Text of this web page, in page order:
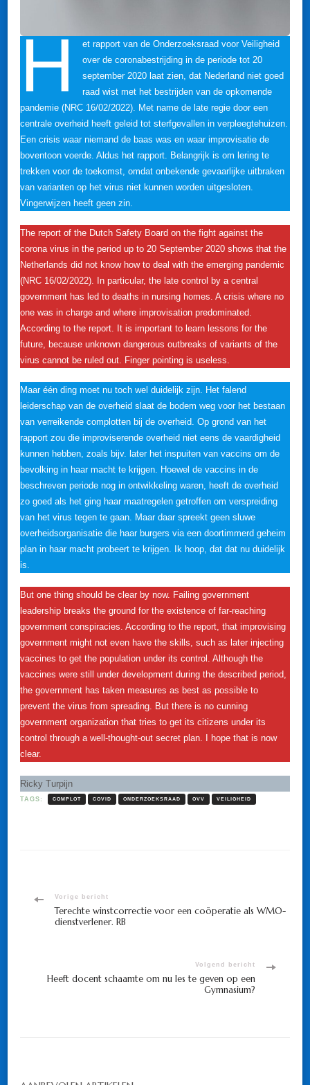
H
et rapport van de Onderzoeksraad voor Veiligheid
over de coronabestrijding in de periode tot 20
september 2020 laat zien, dat Nederland niet goed
raad wist met het bestrijden van de opkomende
pandemie (NRC 16/02/2022). Met name de late regie door een
centrale overheid heeft geleid tot sterfgevallen in verpleegtehuizen.
Een crisis waar niemand de baas was en waar improvisatie de
boventoon voerde. Aldus het rapport. Belangrijk is om lering te
trekken voor de toekomst, omdat onbekende gevaarlijke uitbraken
van varianten op het virus niet kunnen worden uitgesloten.
Vingerwijzen heeft geen zin.
The report of the Dutch Safety Board on the fight against the
corona virus in the period up to 20 September 2020 shows that the
Netherlands did not know how to deal with the emerging pandemic
(NRC 16/02/2022). In particular, the late control by a central
government has led to deaths in nursing homes. A crisis where no
one was in charge and where improvisation predominated.
According to the report. It is important to learn lessons for the
future, because unknown dangerous outbreaks of variants of the
virus cannot be ruled out. Finger pointing is useless.
Maar één ding moet nu toch wel duidelijk zijn. Het falend
leiderschap van de overheid slaat de bodem weg voor het bestaan
van verreikende complotten bij de overheid. Op grond van het
rapport zou die improviserende overheid niet eens de vaardigheid
kunnen hebben, zoals bijv. later het inspuiten van vaccins om de
bevolking in haar macht te krijgen. Hoewel de vaccins in de
beschreven periode nog in ontwikkeling waren, heeft de overheid
zo goed als het ging haar maatregelen getroffen om verspreiding
van het virus tegen te gaan. Maar daar spreekt geen sluwe
overheidsorganisatie die haar burgers via een doortimmerd geheim
plan in haar macht probeert te krijgen. Ik hoop, dat dat nu duidelijk
is.
But one thing should be clear by now. Failing government
leadership breaks the ground for the existence of far-reaching
government conspiracies. According to the report, that improvising
government might not even have the skills, such as later injecting
vaccines to get the population under its control. Although the
vaccines were still under development during the described period,
the government has taken measures as best as possible to
prevent the virus from spreading. But there is no cunning
government organization that tries to get its citizens under its
control through a well-thought-out secret plan. I hope that is now
clear.
Ricky Turpijn
TAGS: COMPLOT COVID ONDERZOEKSRAAD OVV VEILIGHEID
Bericht
navigatie
Vorige bericht
Terechte winstcorrectie voor een coöperatie als WMO-
dienstverlener. RB
Volgend bericht
Heeft docent schaamte om nu les te geven op een
Gymnasium?